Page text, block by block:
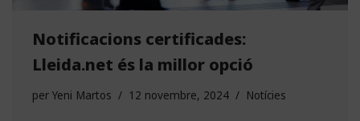
Notificacions certificades:
Lleida.net és la millor opció
per Yeni Martos 12 novembre, 2024 Notícies